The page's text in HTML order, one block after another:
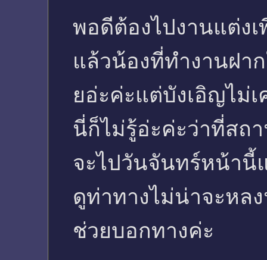
พอดีต้องไปงานแต่ง
แล้วน้องที่ทำงานฝา
ยอ่ะค่ะแต่บังเอิญไม่เ
นี่ก็ไม่รู้อ่ะค่ะว่าที่สถ
จะไปวันจันทร์หน้านี้
ดูท่าทางไม่น่าจะห
ช่วยบอกทางค่ะ